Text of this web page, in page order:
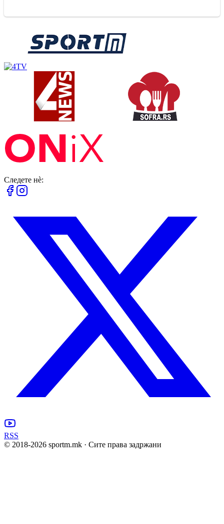
Следете нè:
RSS
© 2018-2026 sportm.mk · Сите права задржани